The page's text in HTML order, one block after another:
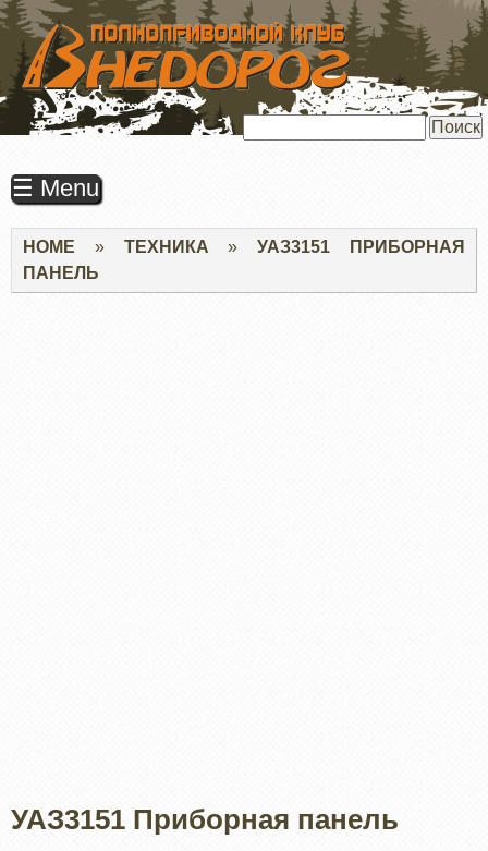
ПЕРЕЙТИ
ОСНОВНОМУ
СОДЕРЖАНИЮ
☰ Menu
Строка
навигации
HOME ТЕХНИКА
УАЗ3151 ПРИБОРНАЯ
ПАНЕЛЬ
УАЗ3151 Приборная панель